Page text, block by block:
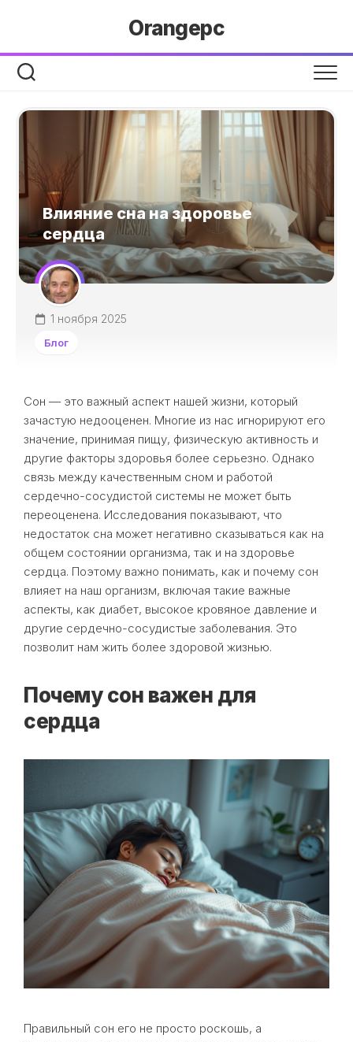
Orangepc
Влияние сна на здоровье
сердца
1 ноября 2025
Блог
Сон — это важный аспект нашей жизни, который
зачастую недооценен. Многие из нас игнорируют его
значение, принимая пищу, физическую активность и
другие факторы здоровья более серьезно. Однако
связь между качественным сном и работой
сердечно-сосудистой системы не может быть
переоценена. Исследования показывают, что
недостаток сна может негативно сказываться как на
общем состоянии организма, так и на здоровье
сердца. Поэтому важно понимать, как и почему сон
влияет на наш организм, включая такие важные
аспекты, как диабет, высокое кровяное давление и
другие сердечно-сосудистые заболевания. Это
позволит нам жить более здоровой жизнью.
Почему сон важен для
сердца
Правильный сон его не просто роскошь, а